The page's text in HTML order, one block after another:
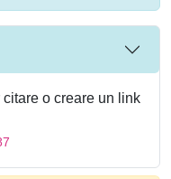
o creare un link